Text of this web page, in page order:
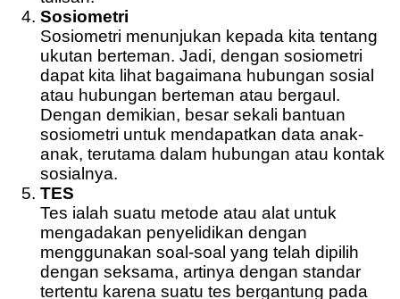
Sosiometri
Sosiometri menunjukan kepada kita tentang
ukutan berteman. Jadi, dengan sosiometri
dapat kita lihat bagaimana hubungan sosial
atau hubungan berteman atau bergaul.
Dengan demikian, besar sekali bantuan
sosiometri untuk mendapatkan data anak-
anak, terutama dalam hubungan atau kontak
sosialnya.
TES
Tes ialah suatu metode atau alat untuk
mengadakan penyelidikan dengan
menggunakan soal-soal yang telah dipilih
dengan seksama, artinya dengan standar
tertentu karena suatu tes bergantung pada